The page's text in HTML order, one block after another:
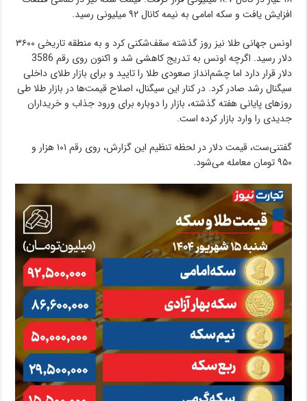
افزایش یافت و سکه امامی به نیمه کانال ۹۲ میلیونی رسید.
اونس جهانی طلا نیز روز گذشته سقف‌شکنی کرد و به منطقه تاریخی ۳۶۰۰
دلار رسید. اگرچه اونس به تدریج کاهشی شد و اکنون روی رقم 3586
دلار قرار دارد اما چشم‌انداز صعودی طلا را تایید و برای بازار طلای داخلی
سیگنال رشد صادر کرد. در کنار این سیگنال، اصلاح قیمت‌ها در بازار طلا طی
روزهای پایانی هفته گذشته، بازار را دوباره برای ورود جذاب و خریداران
جدیدی را وارد بازار کرده است.
گفتنی‌ست، قیمت دلار در لحظه تنظیم این گزارش، روی رقم ۱۰۱ هزار و
۹۵۰ تومان معامله می‌شود.